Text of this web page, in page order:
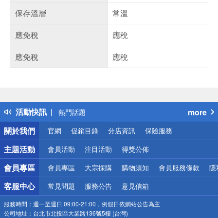
保存溫層
常溫
應免稅
應稅
應免稅
應稅
活動快訊
得獎公告
熱門話題
銀行優惠
偏遠地區配送
詐騙網頁！請小心！
more
關於我們
官網 促銷目錄 分店資訊 保險服務
主題活動 會員活動 注目活動 得獎公佈
會員專區 會員專區 大宗採購 購物須知 會員服務條款 隱
客服中心 常見問題 服務公告 意見信箱
服務時間： 週一至週日 09:00-21:00，例假日依網站公告為主
公司地址： 台北市北投區大業路136號5樓 (台灣)